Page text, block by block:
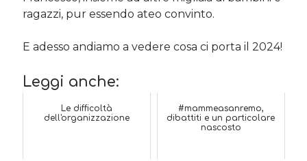
ragazzi, pur essendo ateo convinto.
E adesso andiamo a vedere cosa ci porta il 2024!
Leggi anche:
Le difficoltà
dell'organizzazione
#mammeasanremo,
dibattiti e un particolare
nascosto